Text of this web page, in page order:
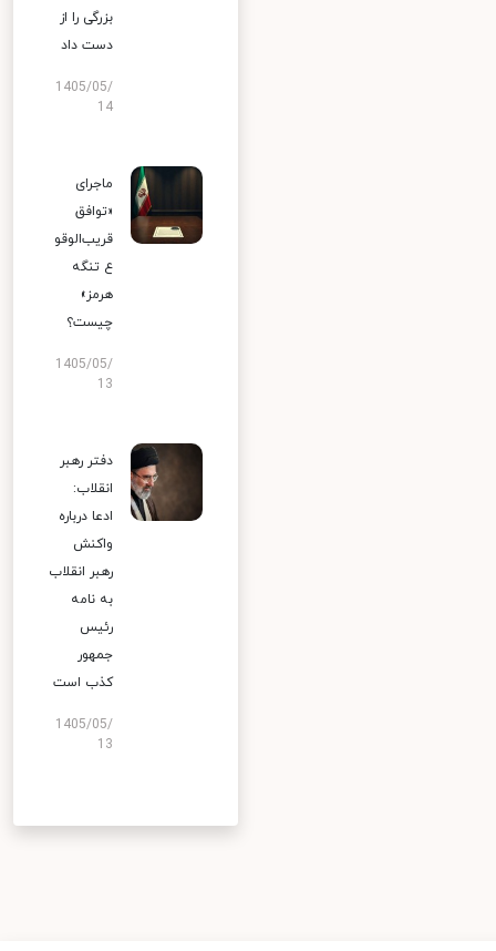
بزرگی را از
دست داد
1405/05/
14
ماجرای
«توافق
قریب‌الوقو
ع تنگه
هرمز»
چیست؟
1405/05/
13
دفتر رهبر
انقلاب:
ادعا درباره
واکنش
رهبر انقلاب
به نامه
رئیس
جمهور
کذب است
1405/05/
13